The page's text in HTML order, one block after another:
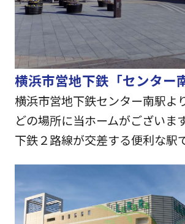
横浜市営地下鉄「センター
横浜市営地下鉄センター南駅よ
どの場所に当ホームがございま
下鉄２路線が交差する便利な駅